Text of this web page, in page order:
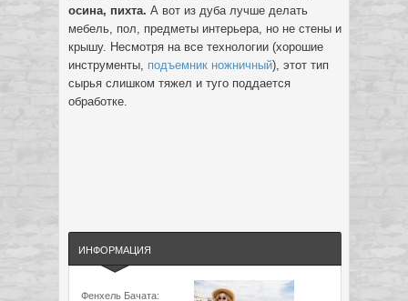
осина, пихта. А вот из дуба лучше делать
мебель, пол, предметы интерьера, но не стены и
крышу. Несмотря на все технологии (хорошие
инструменты, подъемник ножничный), этот тип
сырья слишком тяжел и туго поддается
обработке.
ИНФОРМАЦИЯ
Фенхель Бачата: